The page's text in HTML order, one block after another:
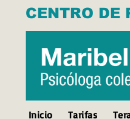
CENTRO DE
Inicio Tarifas